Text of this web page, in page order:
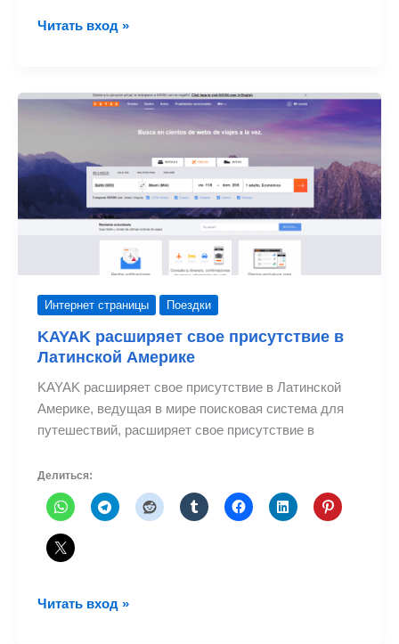
Из
Лодердейл
JetBlue
Читать вход »
Интернет страницы Поездки
KAYAK расширяет свое присутствие в
Латинской Америке
KAYAK расширяет свое присутствие в Латинской
Америке, ведущая в мире поисковая система для
путешествий, расширяет свое присутствие в
Делиться:
KAYAK
Читать вход »